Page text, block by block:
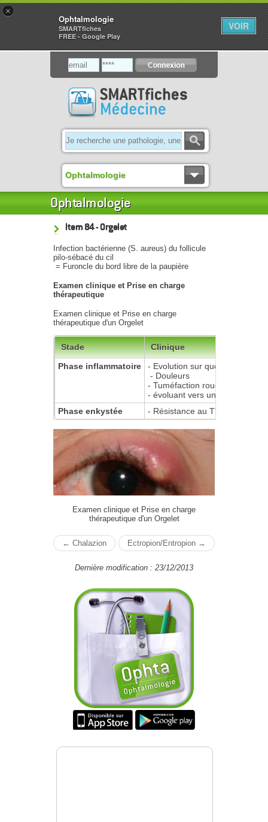
Ophtalmologie
Ophtalmologie
Item 84 - Orgelet
Infection bactérienne (S. aureus) du follicule
pilo-sébacé du cil
= Furoncle du bord libre de la paupière
Examen clinique et Prise en charge
thérapeutique
Examen clinique et Prise en charge
thérapeutique d'un Orgelet
Stade
Clinique
Phase inflammatoire
- Evolution sur quelques jours
- Douleurs
- Tuméfaction rouge = Papule
- évoluant vers un nodule
Phase enkystée
- Résistance au TTT
Examen clinique et Prise en charge
thérapeutique d'un Orgelet
← Chalazion Ectropion/Entropion →
Dernière modification : 23/12/2013
×
Ophtalmologie
SMARTfiches
FREE - Google Play
VOIR